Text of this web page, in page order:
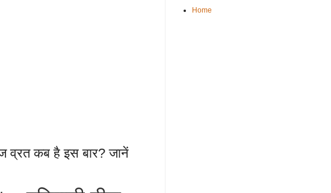
व्रत कब है इस बार? जानें
Home